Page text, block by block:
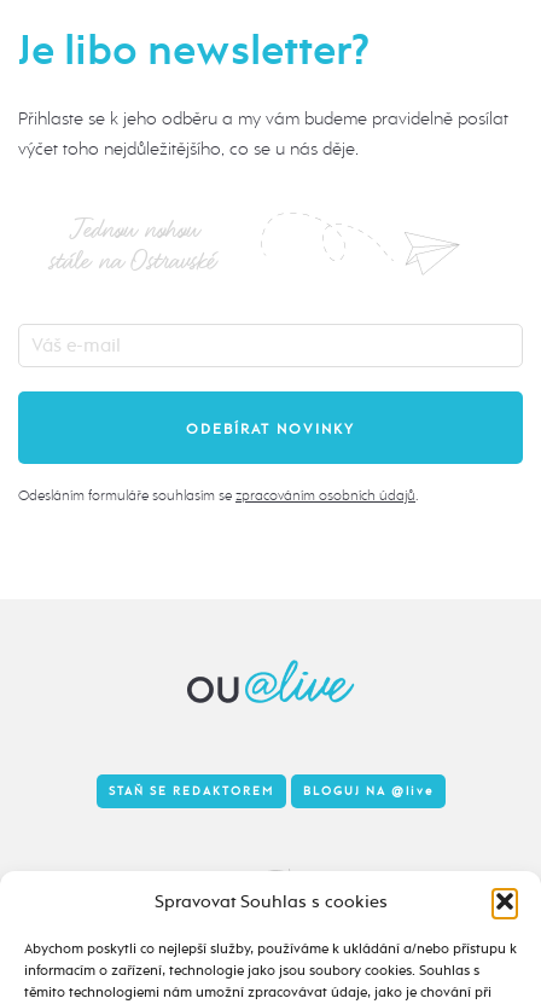
Spravovat Souhlas s cookies
Abychom poskytli co nejlepší služby, používáme k ukládání a/nebo přístupu k
informacím o zařízení, technologie jako jsou soubory cookies. Souhlas s
těmito technologiemi nám umožní zpracovávat údaje, jako je chování při
Je libo newsletter?
Přihlaste se k jeho odběru a my vám budeme pravidelně posílat
výčet toho nejdůležitějšího, co se u nás děje.
Jednou nohou
stále na Ostravské
Odesláním formuláře souhlasím se zpracováním osobních údajů
Tady to taky žije
STAŇ SE REDAKTOREM BLOGUJ NA @live